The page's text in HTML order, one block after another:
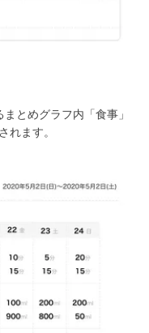
とめグラフ内「食事」
れます。